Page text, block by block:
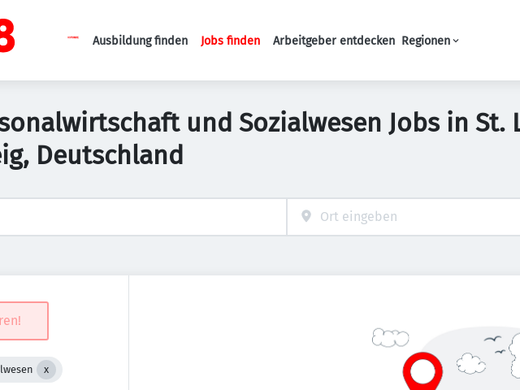
Haupt-Navigation
Ausbildung finden Jobs finden Arbeitgeber entdecken Regionen
und Sozialwesen Jobs in St.
Deutschland